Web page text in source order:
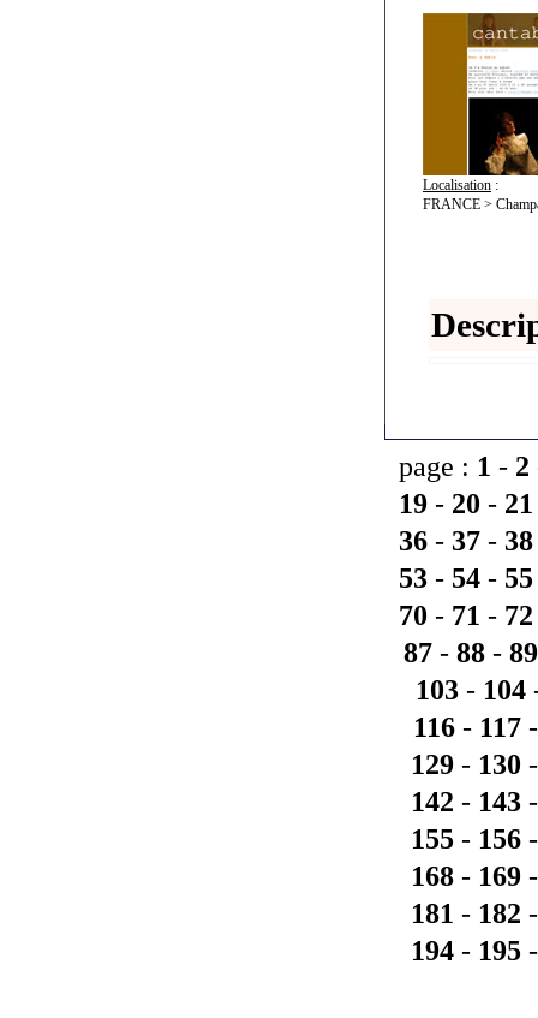
Localisation :
FRANCE >
page : 1 - 2
19 - 20 - 21
36 - 37 - 38
53 - 54 - 55
70 - 71 - 72
87 - 88 - 89
103- 104
116 - 117
129 - 130
142 - 143
155 - 156
168 - 169
181 - 182
194 - 195